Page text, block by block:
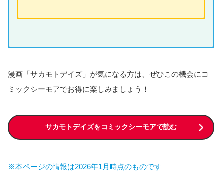
漫画「サカモトデイズ」が気になる方は、ぜひこの機会にコ
ミックシーモアでお得に楽しみましょう！
サカモトデイズをコミックシーモアで読む
※本ページの情報は2026年1月時点のものです